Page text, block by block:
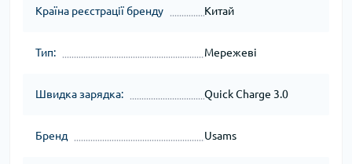
Країна реєстрації бренду Китай
Тип: Мережеві
Швидка зарядка: Quick Charge 3.0
Бренд Usams